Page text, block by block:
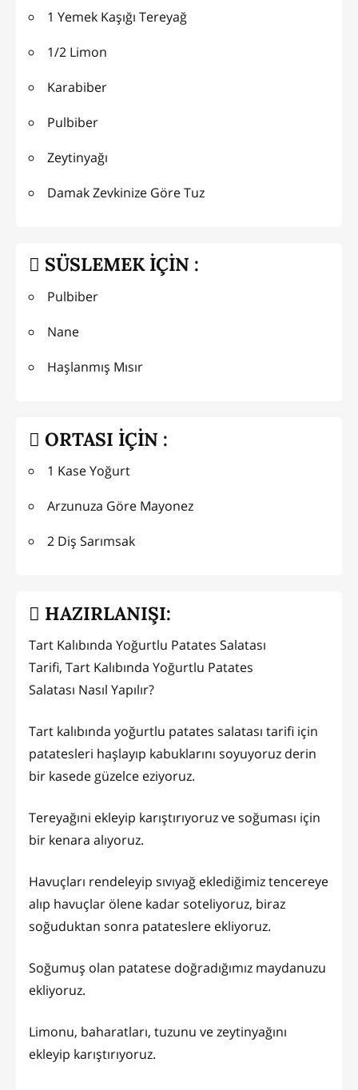
1 Yemek Kaşığı Tereyağ
1/2 Limon
Karabiber
Pulbiber
Zeytinyağı
Damak Zevkinize Göre Tuz
SÜSLEMEK İÇİN :
Pulbiber
Nane
Haşlanmış Mısır
ORTASI İÇİN :
1 Kase Yoğurt
Arzunuza Göre Mayonez
2 Diş Sarımsak
HAZIRLANIŞI:
Tart Kalıbında Yoğurtlu Patates Salatası
Tarifi, Tart Kalıbında Yoğurtlu Patates
Salatası Nasıl Yapılır?
Tart kalıbında yoğurtlu patates salatası tarifi için
patatesleri haşlayıp kabuklarını soyuyoruz derin
bir kasede güzelce eziyoruz.
Tereyağıni ekleyip karıştırıyoruz ve soğuması için
bir kenara alıyoruz.
Havuçları rendeleyip sıvıyağ eklediğimiz tencereye
alıp havuçlar ölene kadar soteliyoruz, biraz
soğuduktan sonra patateslere ekliyoruz.
Soğumuş olan patatese doğradığımız maydanuzu
ekliyoruz.
Limonu, baharatları, tuzunu ve zeytinyağını
ekleyip karıştırıyoruz.